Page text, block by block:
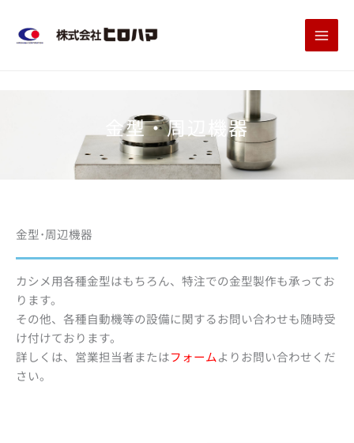
金型・周辺機器
金型･周辺機器
カシメ用各種金型はもちろん、特注での金型製作も承ってお
ります。
その他、各種自動機等の設備に関するお問い合わせも随時受
け付けております。
​詳しくは、営業担当者またはフォームよりお問い合わせくだ
さい。